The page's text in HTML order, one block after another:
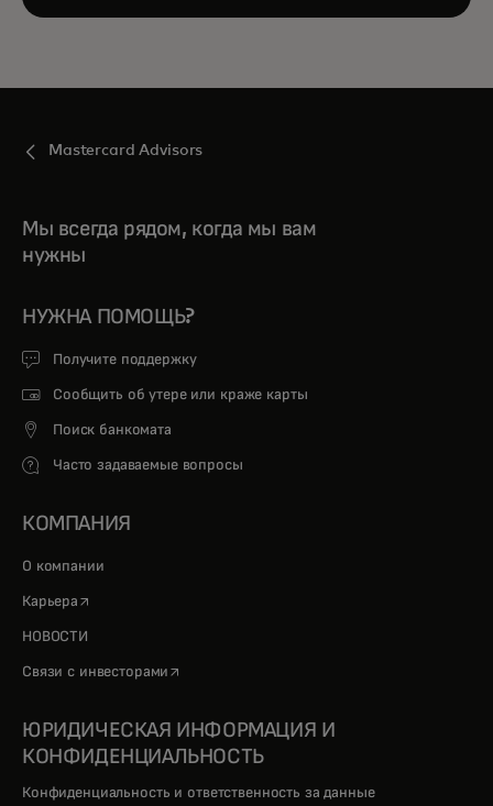
Mastercard Advisors
Мы всегда рядом, когда мы вам
нужны
НУЖНА ПОМОЩЬ?
Получите поддержку
Сообщить об утере или краже карты
Поиск банкомата
Часто задаваемые вопросы
КОМПАНИЯ
О компании
Карьера opens in a new tab
НОВОСТИ
Связи с инвесторами opens in a new tab
ЮРИДИЧЕСКАЯ ИНФОРМАЦИЯ И
КОНФИДЕНЦИАЛЬНОСТЬ
Конфиденциальность и ответственность за данные